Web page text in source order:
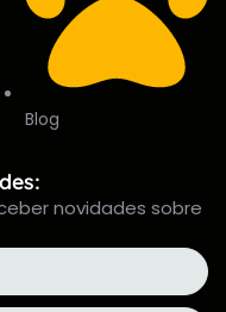
Blog
novidades sobre